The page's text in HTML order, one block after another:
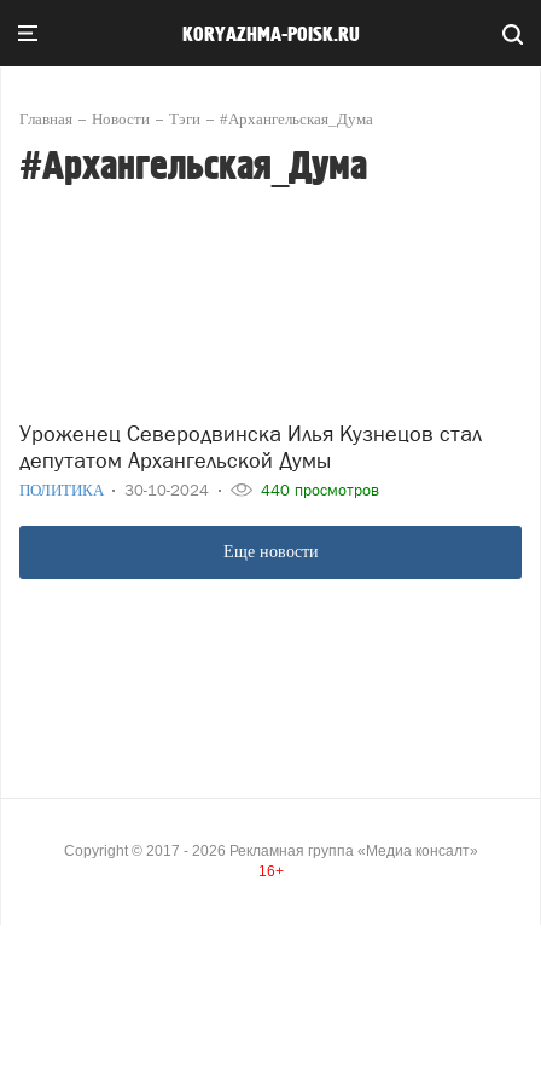
KORYAZHMA-POISK.RU
Главная Новости Тэги #Архангельская_Дума
#Архангельская_Дума
Уроженец Северодвинска Илья Кузнецов стал
депутатом Архангельской Думы
ПОЛИТИКА 30-10-2024 440 просмотров
Еще новости
Copyright © 2017 - 2026 Рекламная группа «Медиа консалт»
16+